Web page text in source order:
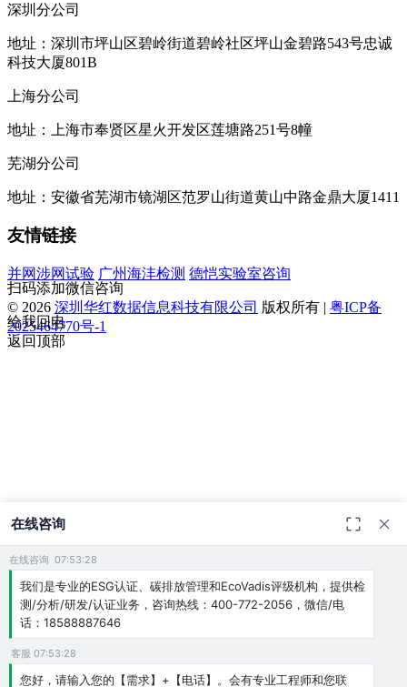
深圳分公司
地址：深圳市坪山区碧岭街道碧岭社区坪山金碧路543号忠诚
科技大厦801B
上海分公司
地址：上海市奉贤区星火开发区莲塘路251号8幢
芜湖分公司
地址：安徽省芜湖市镜湖区范罗山街道黄山中路金鼎大厦1411
友情链接
并网涉网试验 广州海沣检测 德恺实验室咨询
© 2026 深圳华红数据信息科技有限公司 版权所有 | 粤ICP备
2025464770号-1
扫码添加微信咨询
给我回电
返回顶部
在线咨询
在线咨询 07:53:28
我们是专业的ESG认证、碳排放管理和EcoVadis评级机构，提供检
测/分析/研发/认证业务，咨询热线：400-772-2056，微信/电
话：18588887646
客服 07:53:28
您好，请输入您的【需求】+【电话】。会有专业工程师和您联